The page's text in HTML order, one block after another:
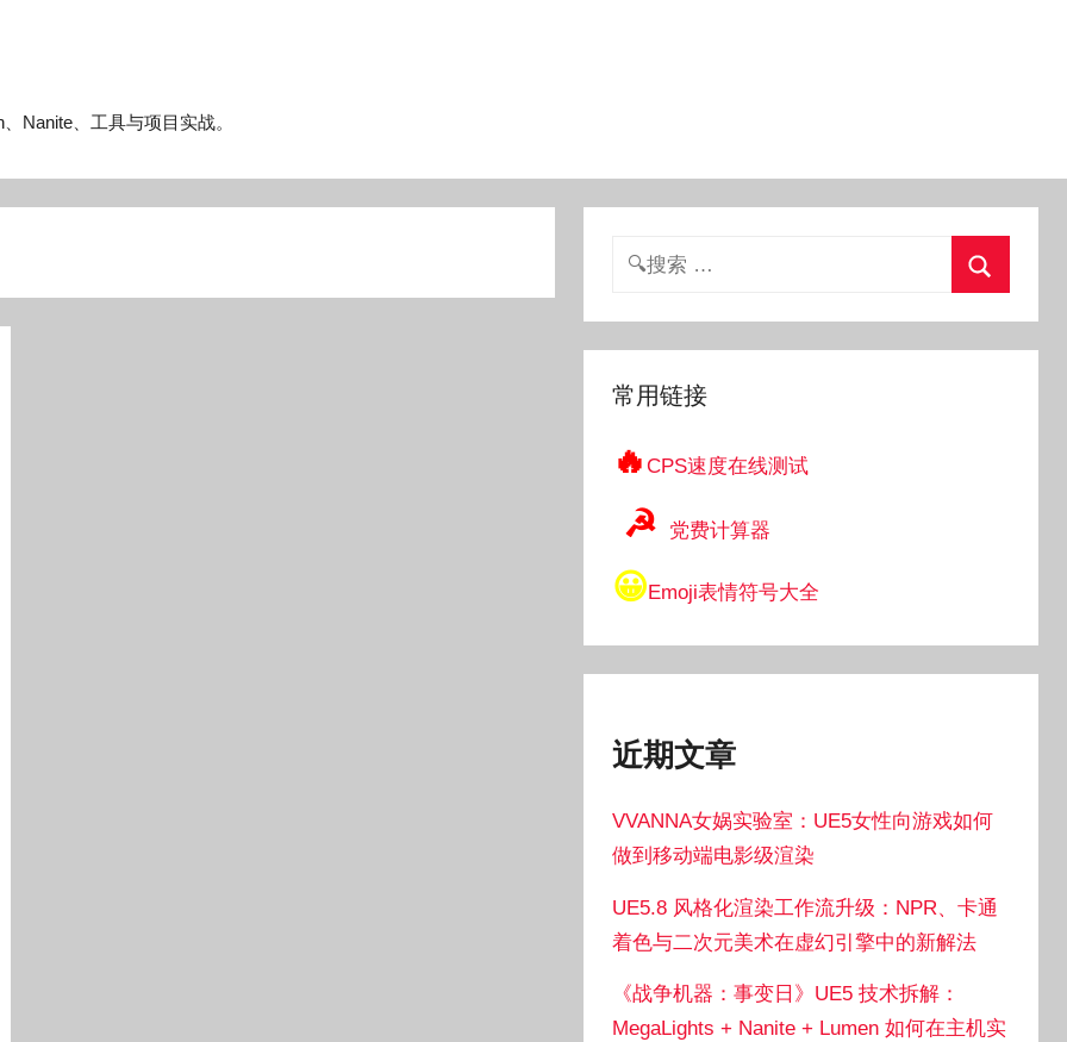
Nanite、工具与项目实战。
搜
常用链接
🔥CPS速度在线测试
☭ 党费计算器
😀Emoji表情符号大全
近期文章
VVANNA女娲实验室：UE5女性向游戏如何
做到移动端电影级渲染
UE5.8 风格化渲染工作流升级：NPR、卡通
着色与二次元美术在虚幻引擎中的新解法
《战争机器：事变日》UE5 技术拆解：
MegaLights + Nanite + Lumen 如何在主机实